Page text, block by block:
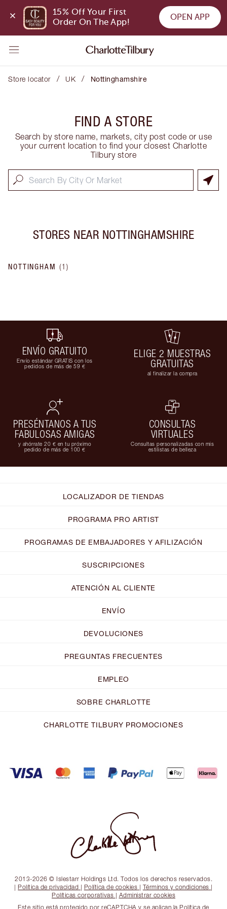
15% Off Your First
Order On The App!
OPEN APP
Store locator / UK / Nottinghamshire
FIND A STORE
Search by store name, markets, city post code or use
your current location to find your closest Charlotte
Tilbury store
STORES NEAR NOTTINGHAMSHIRE
NOTTINGHAM (1 )
ENVÍO GRATUITO
Envío estándar GRATIS con los
pedidos de más de 59 €
ELIGE 2 MUESTRAS
GRATUITAS
al finalizar la compra
PRESÉNTANOS A TUS
FABULOSAS AMIGAS
y ahórrate 20 € en tu próximo
pedido de más de 100 €
CONSULTAS
VIRTUALES
Consultas personalizadas con mis
estilistas de belleza
LOCALIZADOR DE TIENDAS
PROGRAMA PRO ARTIST
PROGRAMAS DE EMBAJADORES Y AFILIZACIÓN
SUSCRIPCIONES
ATENCIÓN AL CLIENTE
ENVÍO
DEVOLUCIONES
PREGUNTAS FRECUENTES
EMPLEO
SOBRE CHARLOTTE
CHARLOTTE TILBURY PROMOCIONES
2013-2026 © Islestarr Holdings Ltd. Todos los derechos reservados.
| Política de privacidad | Política de cookies | Términos y condiciones |
Políticas corporativas | Administrar cookies
Este sitio está protegido por reCAPTCHA y se aplican la Política de